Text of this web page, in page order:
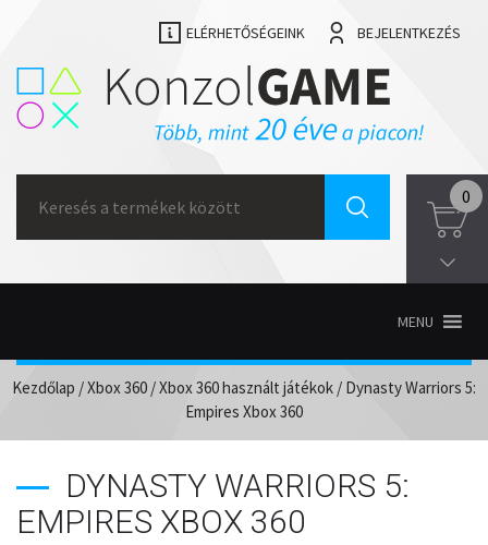
ELÉRHETŐSÉGEINK BEJELENTKEZÉS
for:
0
MENU
Kezdőlap /Xbox 360 /Xbox 360 használt játékok / Dynasty Warriors 5:
Empires Xbox 360
DYNASTY WARRIORS 5:
EMPIRES XBOX 360